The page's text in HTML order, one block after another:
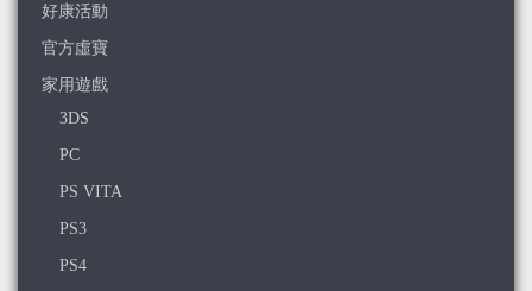
好康活動
官方虛寶
家用遊戲
3DS
PC
PS VITA
PS3
PS4